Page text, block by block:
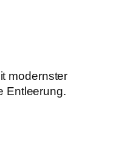
modernster
Entleerung.